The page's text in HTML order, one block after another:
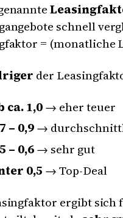
schnell
= (monatliche
der
ca. 1,0→ eher teuer
– 0,9→
– 0,6→ sehr gut
0,5 → Top-Deal
ergibt sich